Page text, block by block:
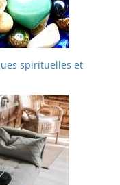
spirituelles et